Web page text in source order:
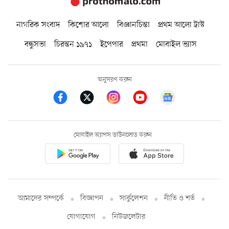
নাগরিক সংবাদ কিশোর আলো বিজ্ঞানচিন্তা
প্রথম আলো ট্রাস্ট
বন্ধুসভা
চিরন্তন ১৯৭১ ইপেপার প্রথমা মোবাইল ভ্যাস
অনুসরণ করুন
মোবাইল অ্যাপস ডাউনলোড করুন
আমাদের সম্পর্কে বিজ্ঞাপন সার্কুলেশন
নীতি ও শর্ত
যোগাযোগ
নিউজলেটার